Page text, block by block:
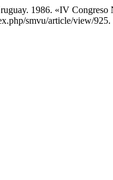
1986. «IV
smvu/article/view/925.